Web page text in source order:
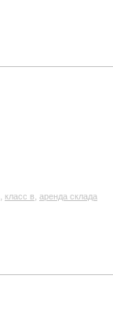
, класс в, аренда склада